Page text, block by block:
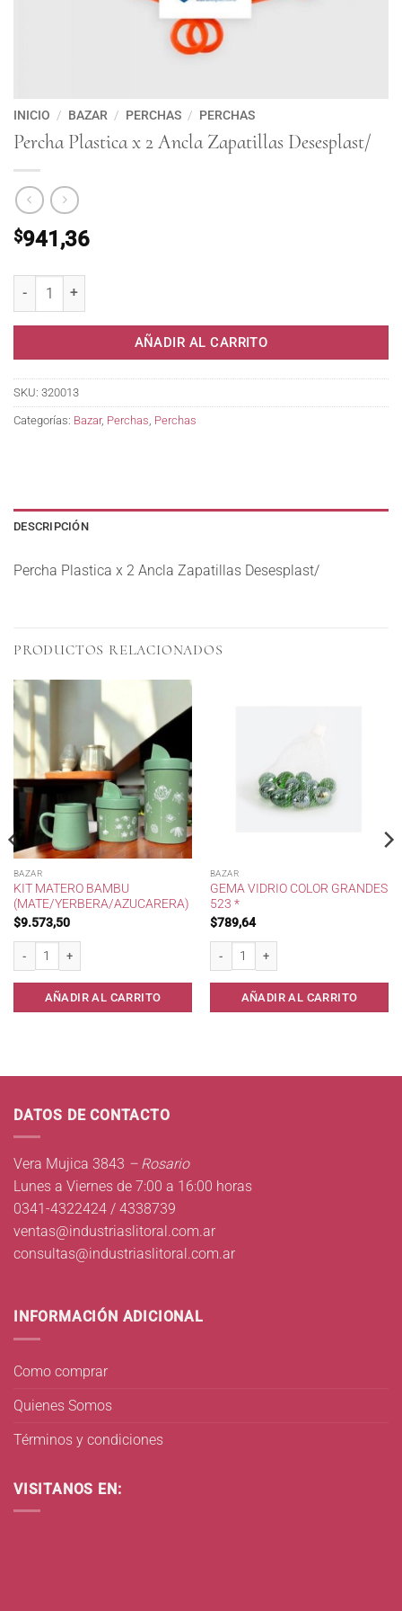
INICIO / BAZAR / PERCHAS / PERCHAS
Percha Plastica x 2 Ancla Zapatillas Desesplast/
$941,36
AÑADIR AL CARRITO
SKU: 320013
Categorías: Bazar, Perchas, Perchas
DESCRIPCIÓN
Percha Plastica x 2 Ancla Zapatillas Desesplast/
PRODUCTOS RELACIONADOS
BAZAR
KIT MATERO BAMBU
(MATE/YERBERA/AZUCARERA)
$9.573,50
Kit Matero Bambu (Mate/Yerbera/Azucarera) cantidad
AÑADIR AL CARRITO
BAZAR
GEMA VIDRIO COLOR GRANDES
523 *
$789,64
Gema Vidrio Color Grandes 523 *
AÑADIR AL CARRITO
2 mt . cantidad
DATOS DE CONTACTO
Vera Mujica 3843 – Rosario
Lunes a Viernes de 7:00 a 16:00 horas
0341-4322424 / 4338739
ventas@industriaslitoral.com.ar
consultas@industriaslitoral.com.ar
INFORMACIÓN ADICIONAL
Como comprar
Quienes Somos
Términos y condiciones
VISITANOS EN: